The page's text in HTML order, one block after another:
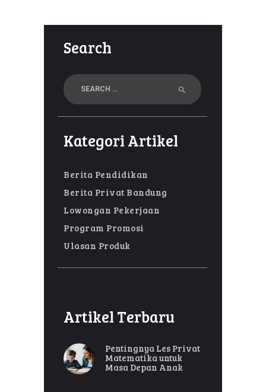
Search
Search
Kategori Artikel
Berita Pendidikan
Berita Privat Bandung
Lowongan Pekerjaan
Program Promosi
Ulasan Produk
Artikel Terbaru
Pentingnya Les Privat
Matematika untuk
Masa Depan Anak